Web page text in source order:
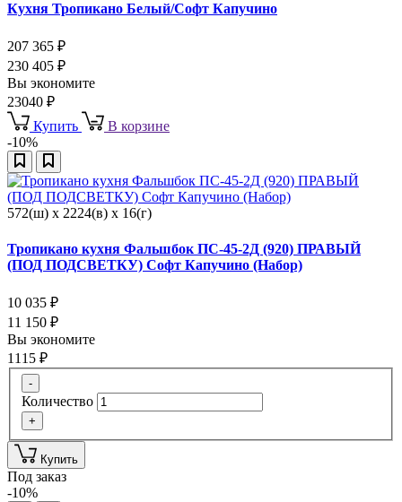
Кухня Тропикано Белый/Софт Капучино
207 365 ₽
230 405 ₽
Вы экономите
23040 ₽
Купить
В корзине
-10%
572(ш) x 2224(в) x 16(г)
Тропикано кухня Фальшбок ПС-45-2Д (920) ПРАВЫЙ
(ПОД ПОДСВЕТКУ) Софт Капучино (Набор)
10 035 ₽
11 150 ₽
Вы экономите
1115 ₽
-
Количество
+
Купить
Под заказ
-10%